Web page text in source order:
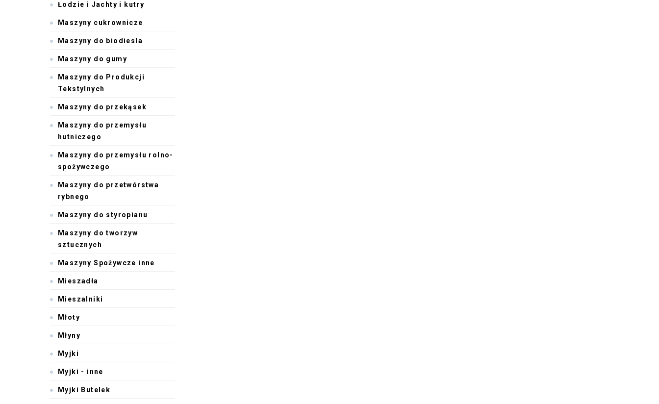
Łodzie i Jachty i kutry
Maszyny cukrownicze
Maszyny do biodiesla
Maszyny do gumy
Maszyny do Produkcji
Tekstylnych
Maszyny do przekąsek
Maszyny do przemysłu
hutniczego
Maszyny do przemysłu rolno-
spożywczego
Maszyny do przetwórstwa
rybnego
Maszyny do styropianu
Maszyny do tworzyw
sztucznych
Maszyny Spożywcze inne
Mieszadła
Mieszalniki
Młoty
Młyny
Myjki
Myjki - inne
Myjki Butelek